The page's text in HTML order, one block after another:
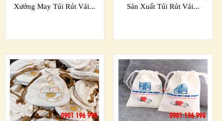
Xưởng May Túi Rút Vải... Sản Xuất Túi Rút Vải...